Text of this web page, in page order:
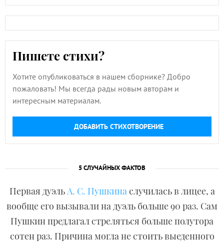
Пишете стихи?
Хотите опубликоваться в нашем сборнике? Добро
пожаловать! Мы всегда рады новым авторам и
интересным материалам.
ДОБАВИТЬ СТИХОТВОРЕНИЕ
5 СЛУЧАЙНЫХ ФАКТОВ
Первая дуэльА. С. Пушкинаслучилась в лицее, а
вообще его вызывали на дуэль больше 90 раз. Сам
Пушкин предлагал стреляться больше полутора
сотен раз. Причина могла не стоить выеденного